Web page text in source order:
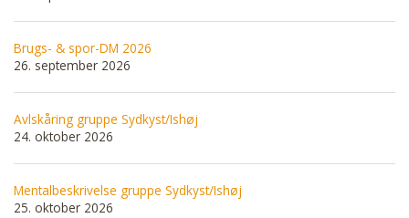
Brugs- & spor-DM 2026
26. september 2026
Avlskåring gruppe Sydkyst/Ishøj
24. oktober 2026
Mentalbeskrivelse gruppe Sydkyst/Ishøj
25. oktober 2026